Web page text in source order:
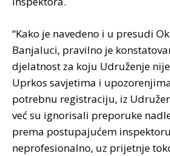
“Kako je navedeno i u presudi
Banjaluci, pravilno je
djelatnost za koju Udruženje
Uprkos savjetima i
potrebnu registraciju, iz
već su ignorisali preporuke
prema postupajućem
neprofesionalno, uz prijetnje